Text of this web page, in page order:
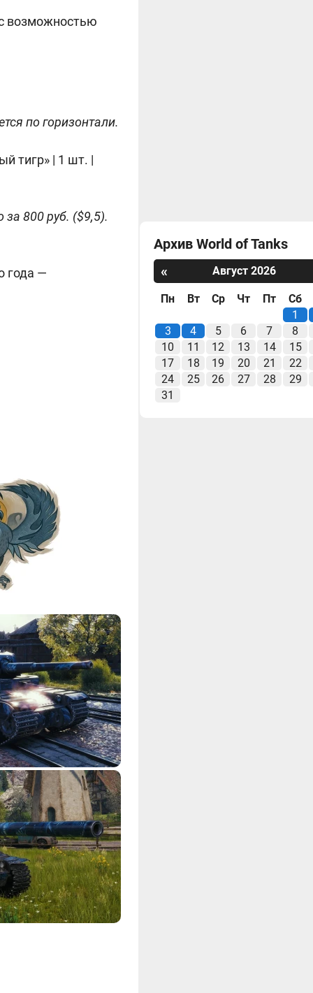
возможностью
по горизонтали.
тигр» | 1 шт. |
800 руб. ($9,5).
года —
Архив World of Tanks
«
Август 2026
Пн Вт Ср Чт Пт
Сб
1
3
4 5 6 7
8
10
11 12 13 14
15
17
18 19 20 21
22
24
25 26 27 28
29
31